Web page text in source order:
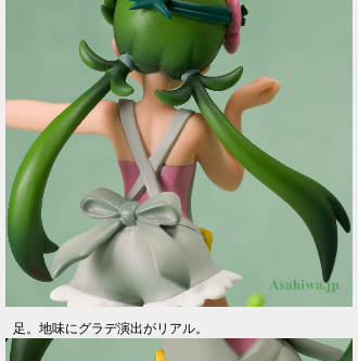
足。地味にグラデ演出がリアル。